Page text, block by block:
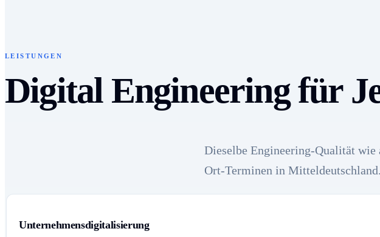
LEISTUNGEN
Digital Engineering für
Dieselbe Engineering-Qualität wie
Ort-Terminen in Mitteldeutschland.
Unternehmensdigitalisierung